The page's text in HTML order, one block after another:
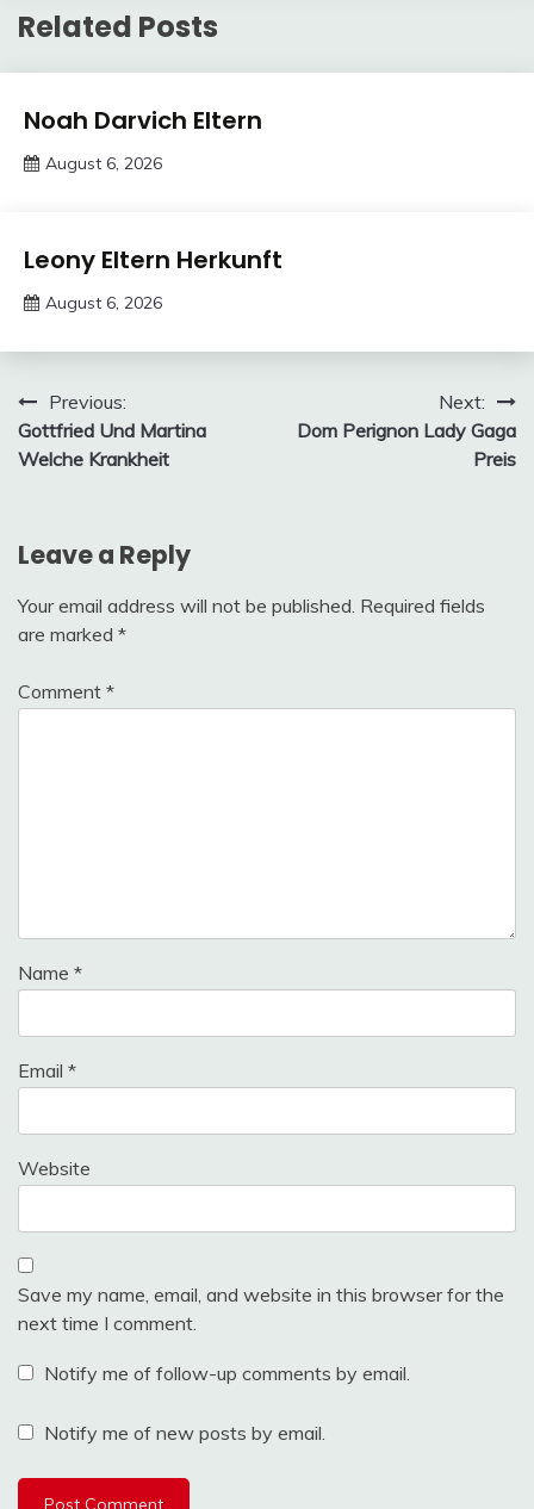
Related Posts
Trends
Noah Darvich Eltern
August 6, 2026
Trends
Leony Eltern Herkunft
August 6, 2026
Post
navigation
Previous:
Gottfried Und Martina
Welche Krankheit
Next:
Dom Perignon Lady Gaga
Preis
Leave a Reply
Your email address will not be published. Required fields
are marked *
Comment *
Name *
Email *
Website
Save my name, email, and website in this browser for the
next time I comment.
Notify me of follow-up comments by email.
Notify me of new posts by email.